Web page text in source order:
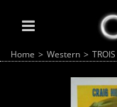
Home > Western >